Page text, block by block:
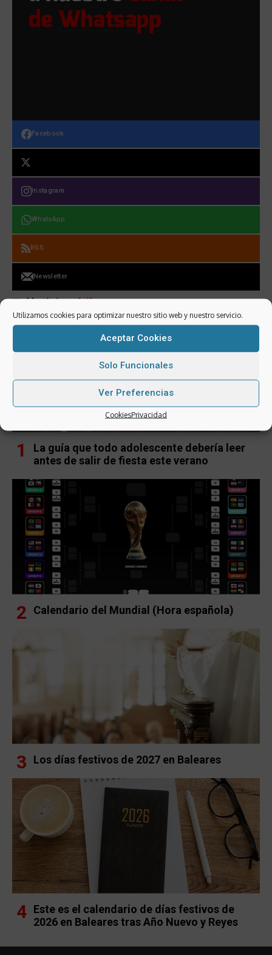
Utilizamos cookies para optimizar nuestro sitio web y nuestro servicio.
Aceptar Cookies
Solo Funcionales
Ver Preferencias
CookiesPrivacidad
Facebook
Instagram
WhatsApp
RSS
Newsletter
Noticiasútiles
La guía que todo adolescente debería leer
antes de salir de fiesta este verano
Calendario del Mundial (Hora española)
Los días festivos de 2027 en Baleares
Este es el calendario de días festivos de
2026 en Baleares tras Año Nuevo y Reyes